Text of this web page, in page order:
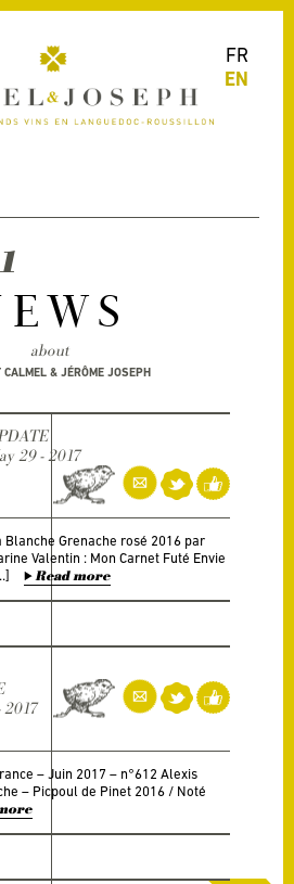
FR
EN
about
CALMEL & JÉRÔME JOSEPH
29 - 2017
Grenache rosé 2016 par
Valentin : Mon Carnet Futé Envie
Read more
2017
– Juin 2017 – n°612 Alexis
– Picpoul de Pinet 2016 / Noté